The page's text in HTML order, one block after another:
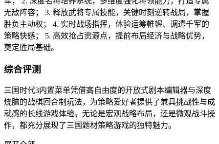
无敌阵容； 3. 释放武将专属技能，关键时刻逆转战局，掌握
胜负主动权； 4. 实时战场指挥，体验运筹帷幄、调遣千军的
策略快感； 5. 高效抢占资源点，提前布局经济与战略优势，
奠定胜局基础。
综合评测
三国时代3内置菜单凭借高自由度的开放式剧本编辑器与深度
烧脑的战棋回合制玩法，为策略爱好者提供了兼具挑战性与成
就感的长线游戏体验。无论是宏观战略布局，还是微观战斗操
作，都充分展现了三国题材策略游戏的独特魅力。